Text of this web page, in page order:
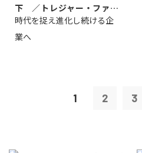
下 ／トレジャー・ファク
トリー社長野坂...
時代を捉え進化し続ける企
業へ
1 2 3